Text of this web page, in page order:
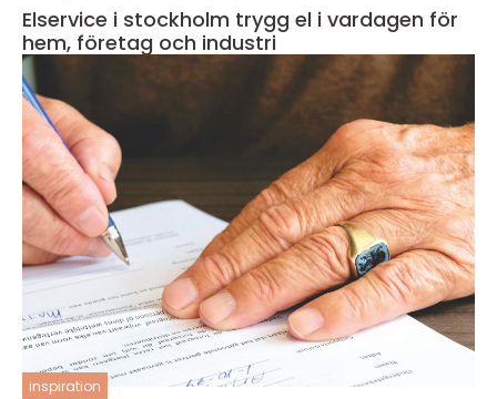
Elservice i stockholm trygg el i vardagen för
hem, företag och industri
inspiration